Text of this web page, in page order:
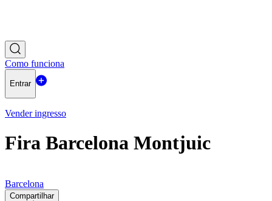
Como funciona
Entrar
Vender ingresso
Fira Barcelona Montjuic
Barcelona
Compartilhar